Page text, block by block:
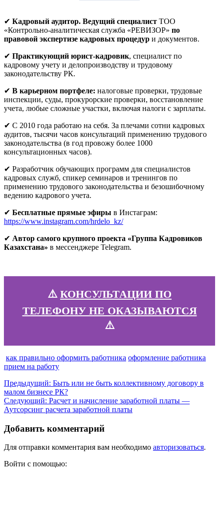
✔ Кадровый аудитор. Ведущий специалист ТОО
«Контрольно-аналитическая служба «РЕВИЗОР» по
правовой экспертизе кадровых процедур и документов.
✔ Практикующий юрист-кадровик, специалист по
кадровому учету и делопроизводству и трудовому
законодательству РК.
✔ В карьерном портфеле: налоговые проверки, трудовые
инспекции, суды, прокурорские проверки, восстановление
учета, любые сложные участки, включая налоги с зарплаты.
✔ С 2010 года работаю на себя. За плечами сотни кадровых
аудитов, тысячи часов консультаций применению трудового
законодательства (в год провожу более 1000
консультационных часов).
✔ Разработчик обучающих программ для специалистов
кадровых служб, спикер семинаров и тренингов по
применению трудового законодательства и безошибочному
ведению кадрового учета.
✔ Бесплатные прямые эфиры в Инстаграм:
https://www.instagram.com/hrdelo_kz/
✔ Автор самого крупного проекта «Группа Кадровиков
Казахстана» в мессенджере Telegram.
⚠️ КОНСУЛЬТАЦИИ ПО
ТЕЛЕФОНУ НЕ ОКАЗЫВАЮТСЯ
⚠️
как правильно оформить работника оформление работника
прием на работу
Навигация
по
записям
Предыдущий: Предыдущая
запись:
Быть или не быть коллективному договору в
малом бизнесе РК?
Следующий: Следующая
запись:
Расчет и начисление заработной платы —
Аутсорсинг расчета заработной платы
Добавить комментарий
Для отправки комментария вам необходимо авторизоваться.
Войти с помощью: